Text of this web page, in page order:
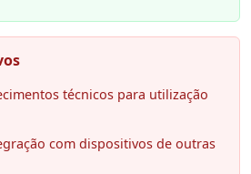
técnicos para utilização
com dispositivos de outras